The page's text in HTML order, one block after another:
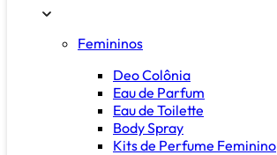
Femininos
Deo Colônia
Eau de Parfum
Eau de Toilette
Body Spray
Kits de Perfume Feminino